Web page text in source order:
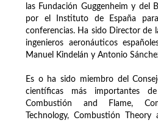
las Fundación Guggenheim y del
por el Instituto de España
conferencias. Ha sido Director de
ingenieros aeronáuticos
Manuel Kindelán y Antonio
Es o ha sido miembro del
científicas más importantes
Combustión and Flame,
Technology, Combustión